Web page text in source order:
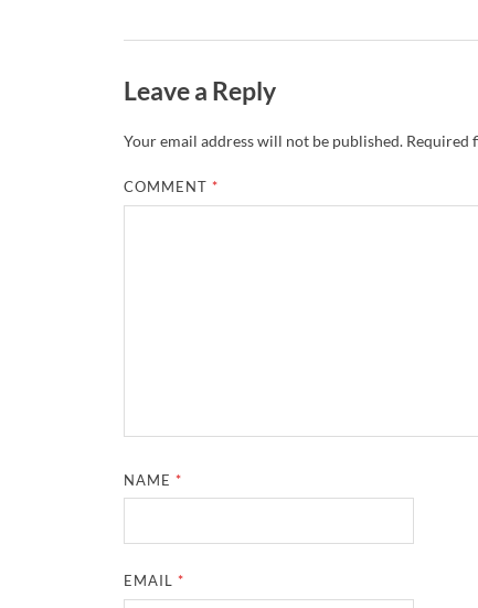
Leave a Reply
Your email address will not be published. Required
COMMENT*
NAME*
EMAIL*